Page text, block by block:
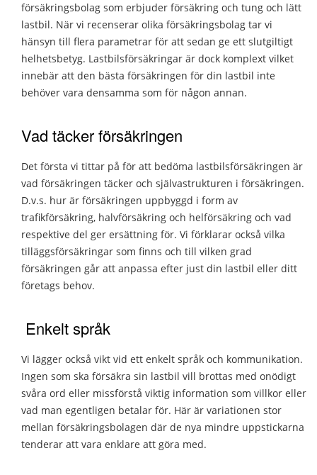
försäkringsbolag som erbjuder försäkring och tung och lätt
lastbil. När vi recenserar olika försäkringsbolag tar vi
hänsyn till flera parametrar för att sedan ge ett slutgiltigt
helhetsbetyg. Lastbilsförsäkringar är dock komplext vilket
innebär att den bästa försäkringen för din lastbil inte
behöver vara densamma som för någon annan.
Vad täcker försäkringen
Det första vi tittar på för att bedöma lastbilsförsäkringen är
vad försäkringen täcker och självastrukturen i försäkringen.
D.v.s. hur är försäkringen uppbyggd i form av
trafikförsäkring, halvförsäkring och helförsäkring och vad
respektive del ger ersättning för. Vi förklarar också vilka
tilläggsförsäkringar som finns och till vilken grad
försäkringen går att anpassa efter just din lastbil eller ditt
företags behov.
Enkelt språk
Vi lägger också vikt vid ett enkelt språk och kommunikation.
Ingen som ska försäkra sin lastbil vill brottas med onödigt
svåra ord eller missförstå viktig information som villkor eller
vad man egentligen betalar för. Här är variationen stor
mellan försäkringsbolagen där de nya mindre uppstickarna
tenderar att vara enklare att göra med.